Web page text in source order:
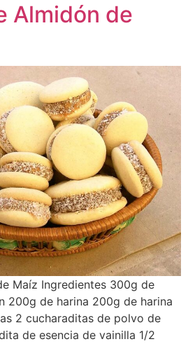
Almidón de
Maíz Ingredientes 300g de
200g de harina 200g de harina
2 cucharaditas de polvo de
de esencia de vainilla 1/2